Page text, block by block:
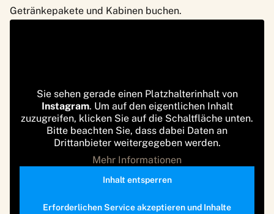
Getränkepakete und Kabinen buchen.
Sie sehen gerade einen Platzhalterinhalt von
Instagram. Um auf den eigentlichen Inhalt
zuzugreifen, klicken Sie auf die Schaltfläche unten.
Bitte beachten Sie, dass dabei Daten an
Drittanbieter weitergegeben werden.
Mehr Informationen
Inhalt entsperren
Erforderlichen Service akzeptieren und Inhalte